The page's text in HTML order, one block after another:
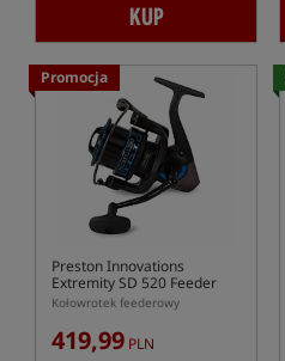
KUP
Promocja
Preston Innovations
Extremity SD 520 Feeder
Reels
Kołowrotek feederowy
419,99 PLN